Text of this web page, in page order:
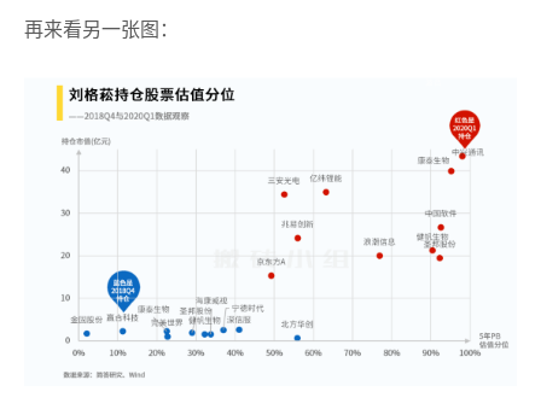
再来看另一张图：